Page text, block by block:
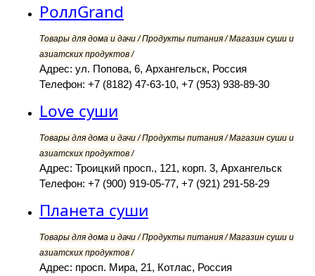
РоллGrand
Товары для дома и дачи / Продукты питания / Магазин суши и
азиатских продуктов /
Адрес: ул. Попова, 6, Архангельск, Россия
Телефон: +7 (8182) 47-63-10, +7 (953) 938-89-30
Love суши
Товары для дома и дачи / Продукты питания / Магазин суши и
азиатских продуктов /
Адрес: Троицкий просп., 121, корп. 3, Архангельск
Телефон: +7 (900) 919-05-77, +7 (921) 291-58-29
Планета суши
Товары для дома и дачи / Продукты питания / Магазин суши и
азиатских продуктов /
Адрес: просп. Мира, 21, Котлас, Россия